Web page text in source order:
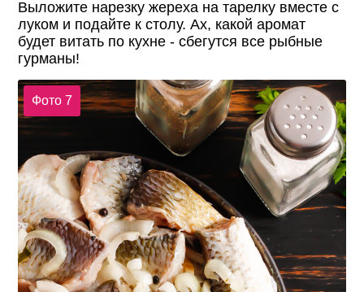
Выложите нарезку жереха на тарелку вместе с
луком и подайте к столу. Ах, какой аромат
будет витать по кухне - сбегутся все рыбные
гурманы!
Фото 7